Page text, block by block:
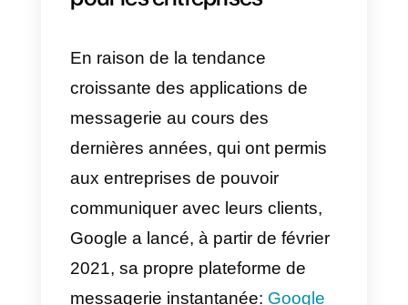
enregistrées comme
de vélos dans la région où il se
trouve et qui ont un score élevé.
Si vous êtes propriétaire d’une
entreprise locale et que vous
souhaitez que votre public cible
vous trouve plus facilement,
Google My Business vous